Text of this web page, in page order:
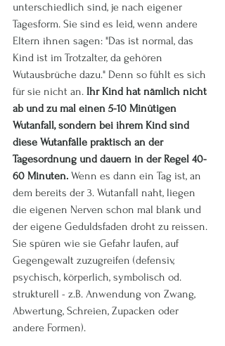
unterschiedlich sind, je nach eigener
Tagesform. Sie sind es leid, wenn andere
Eltern ihnen sagen: "Das ist normal, das
Kind ist im Trotzalter, da gehören
Wutausbrüche dazu." Denn so fühlt es sich
für sie nicht an. Ihr Kind hat nämlich nicht
ab und zu mal einen 5-10 Minütigen
Wutanfall, sondern bei ihrem Kind sind
diese Wutanfälle praktisch an der
Tagesordnung und dauern in der Regel 40-
60 Minuten. Wenn es dann ein Tag ist, an
dem bereits der 3. Wutanfall naht, liegen
die eigenen Nerven schon mal blank und
der eigene Geduldsfaden droht zu reissen.
Sie spüren wie sie Gefahr laufen, auf
Gegengewalt zuzugreifen (defensiv,
psychisch, körperlich, symbolisch od.
strukturell - z.B. Anwendung von Zwang,
Abwertung, Schreien, Zupacken oder
andere Formen).